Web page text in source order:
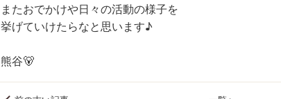
またおでかけや日々の活動の様子を
挙げていけたらなと思います♪
熊谷🐻